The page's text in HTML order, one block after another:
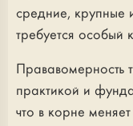
средние, крупные
требуется особый
Прававомерность
практикой и
что в корне